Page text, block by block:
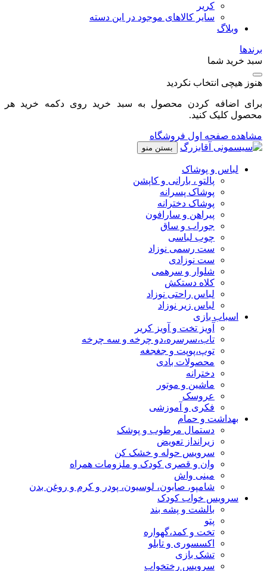
کریر
سایر کالاهای موجود در این دسته
وبلاگ
برندها
سبد خرید شما
هنوز هیچی انتخاب نکردید
برای اضافه کردن محصول به سبد خرید روی دکمه خرید هر
محصول کلیک کنید.
مشاهده صفحه اول فروشگاه
بستن منو
لباس و پوشاک
پالتو ، بارانی و کاپشن
پوشاک پسرانه
پوشاک دخترانه
پیراهن و سارافون
جوراب و ساق
چوب لباسی
ست رسمی نوزاد
ست نوزادی
شلوار و سرهمی
کلاه دستکش
لباس راحتی نوزاد
لباس زیر نوزاد
اسباب بازی
آویز تخت و آویز کریر
تاب،سرسره،دو چرخه و سه چرخه
توپ،پوپت و جغجغه
محصولات بادی
دخترانه
ماشین و موتور
عروسک
فکری و آموزشی
بهداشت و حمام
دستمال مرطوب و پوشک
زیرانداز تعویض
سرویس حوله و خشک کن
وان و قصری کودک و ملزومات همراه
مینی واش
شامپو، صابون، لوسیون، پودر و کرم و روغن بدن
سرویس خواب کودک
بالشت و پشه بند
پتو
تخت و کمد،گهواره
اکسسوری و تابلو
تشک بازی
سرویس رختخواب